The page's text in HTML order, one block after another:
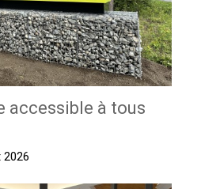
accessible à tous